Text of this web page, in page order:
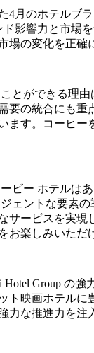
4月のホテルブ
影響力と市場
場の変化を正
ことができる
要の統合にも
ます。コーヒ
ビー ホテルは
ェントな要素
サービスを実
お楽しみいただ
Hotel Group の
ト映画ホテル
力な推進力を注